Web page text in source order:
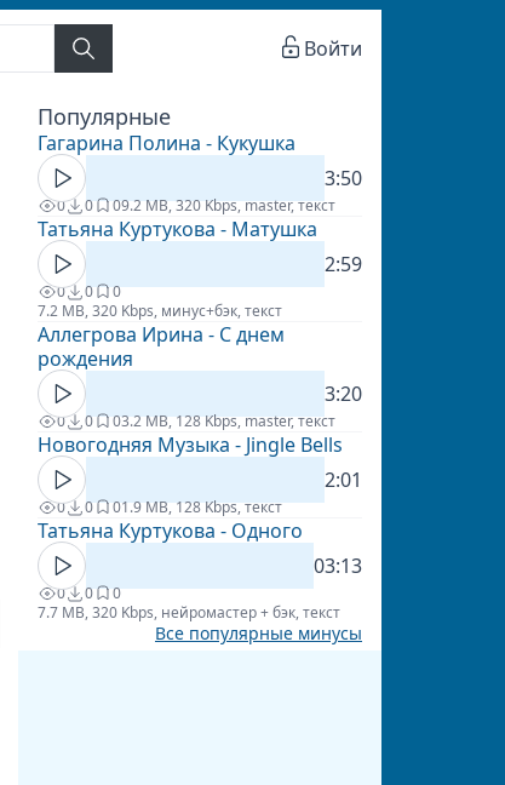
Войти
Популярные
Гагарина Полина - Кукушка
3:50
0 0 09.2 MB, 320 Kbps, master, текст
Татьяна Куртукова - Матушка
2:59
0 0
0
7.2 MB, 320 Kbps, минус+бэк, текст
Аллегрова Ирина - С днем
рождения
3:20
0 0 03.2 MB, 128 Kbps, master, текст
Новогодняя Музыка - Jingle Bells
2:01
0 0 01.9 MB, 128 Kbps, текст
Татьяна Куртукова - Одного
03:13
0 0
0
7.7 MB, 320 Kbps, нейромастер + бэк, текст
Все популярные минусы